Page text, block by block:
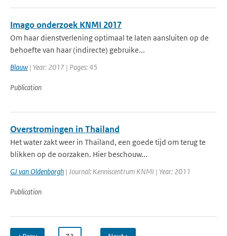
Imago onderzoek KNMI 2017
Om haar dienstverlening optimaal te laten aansluiten op de
behoefte van haar (indirecte) gebruike...
Blauw | Year: 2017 | Pages: 45
Publication
Overstromingen in Thailand
Het water zakt weer in Thailand, een goede tijd om terug te
blikken op de oorzaken. Hier beschouw...
GJ van Oldenborgh | Journal: Kenniscentrum KNMI | Year: 2011
Publication